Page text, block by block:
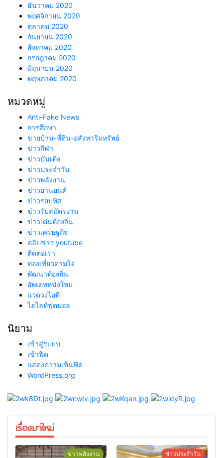
ธันวาคม 2020
พฤศจิกายน 2020
ตุลาคม 2020
กันยายน 2020
สิงหาคม 2020
กรกฎาคม 2020
มิถุนายน 2020
พฤษภาคม 2020
หมวดหมู่
Anti-Fake News
การศึกษา
ขายบ้าน-ที่ดิน-อสังหาริมทรัพย์
ข่าวกีฬา
ข่าวบันเทิง
ข่าวประจำวัน
ข่าวพลังงาน
ข่าวยานยนต์
ข่าวรอบทิศ
ข่าวรับสมัตรงาน
ข่าวเด่นท้องถิ่น
ข่าวเศรษฐกิจ
คลิปข่าว youtube
ติดต่อเรา
ท่องเที่ยวตามใจ
พัฒนาท้องถิ่น
อัพเดทหนังใหม่
แวดวงไอที
ไฮไลท์ฟุตบอล
นิยาม
เข้าสู่ระบบ
เข้าฟีด
แสดงความเห็นฟีด
WordPress.org
เรื่องมาใหม่
ข่าวพลังงาน ข่าวประจำวัน